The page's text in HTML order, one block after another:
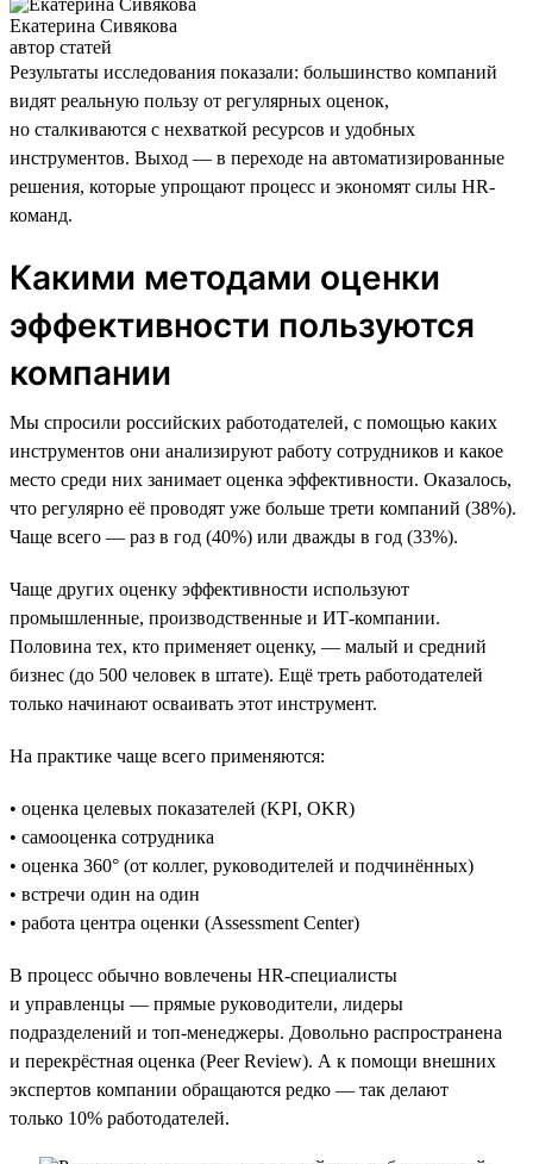
Екатерина Сивякова
автор статей
Результаты исследования показали: большинство компаний
видят реальную пользу от регулярных оценок,
но сталкиваются с нехваткой ресурсов и удобных
инструментов. Выход — в переходе на автоматизированные
решения, которые упрощают процесс и экономят силы HR-
команд.
Какими методами оценки
эффективности пользуются
компании
Мы спросили российских работодателей, с помощью каких
инструментов они анализируют работу сотрудников и какое
место среди них занимает оценка эффективности. Оказалось,
что регулярно её проводят уже больше трети компаний (38%).
Чаще всего — раз в год (40%) или дважды в год (33%).
Чаще других оценку эффективности используют
промышленные, производственные и ИТ-компании.
Половина тех, кто применяет оценку, — малый и средний
бизнес (до 500 человек в штате). Ещё треть работодателей
только начинают осваивать этот инструмент.
На практике чаще всего применяются:
• оценка целевых показателей (KPI, OKR)
• самооценка сотрудника
• оценка 360° (от коллег, руководителей и подчинённых)
• встречи один на один
• работа центра оценки (Assessment Center)
В процесс обычно вовлечены HR-специалисты
и управленцы — прямые руководители, лидеры
подразделений и топ-менеджеры. Довольно распространена
и перекрёстная оценка (Peer Review). А к помощи внешних
экспертов компании обращаются редко — так делают
только 10% работодателей.